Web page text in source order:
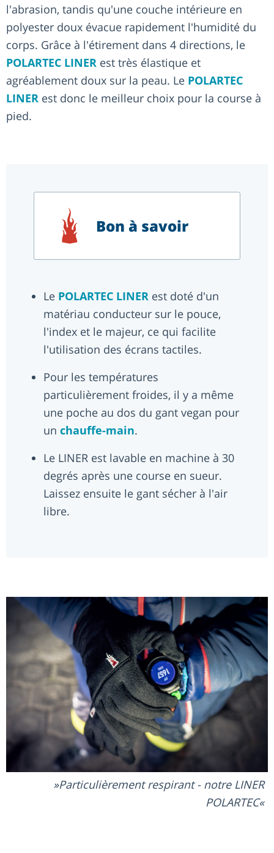
l'abrasion, tandis qu'une couche intérieure en
polyester doux évacue rapidement l'humidité du
corps. Grâce à l'étirement dans 4 directions, le
POLARTEC LINER est très élastique et
agréablement doux sur la peau. Le POLARTEC
LINER est donc le meilleur choix pour la course à
pied.
Bon à savoir
Le POLARTEC LINER est doté d'un
matériau conducteur sur le pouce,
l'index et le majeur, ce qui facilite
l'utilisation des écrans tactiles.
Pour les températures
particulièrement froides, il y a même
une poche au dos du gant vegan pour
un chauffe-main.
Le LINER est lavable en machine à 30
degrés après une course en sueur.
Laissez ensuite le gant sécher à l'air
libre.
Particulièrement respirant - notre LINER
POLARTEC